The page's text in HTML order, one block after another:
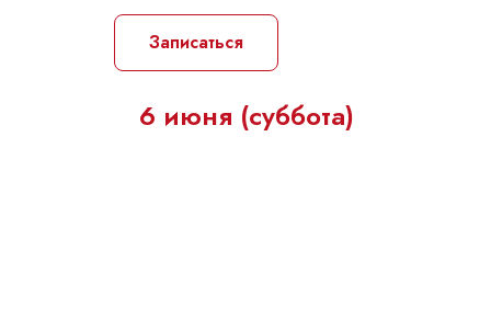
Записаться
6 июня (суббота)